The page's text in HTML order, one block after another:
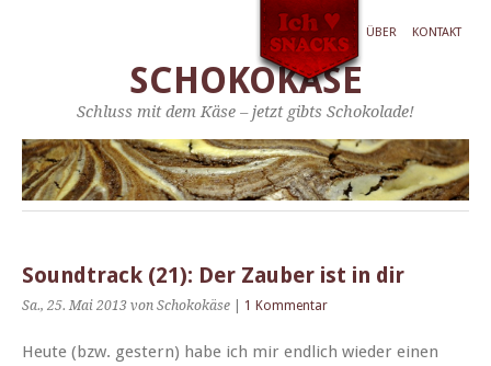
ÜBER KONTAKT
SCHOKOKÄSE
Schluss mit dem Käse – jetzt gibts Schokolade!
Soundtrack (21): Der Zauber ist in dir
Sa., 25. Mai 2013 von Schokokäse 1 Kommentar
Heute (bzw. gestern) habe ich mir endlich wieder einen